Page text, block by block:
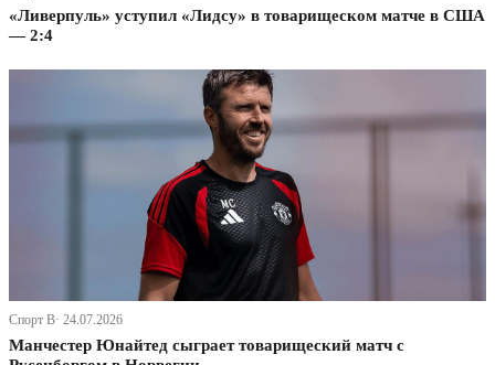
«Ливерпуль» уступил «Лидсу» в товарищеском матче в США
— 2:4
Спорт В· 24.07.2026
Манчестер Юнайтед сыграет товарищеский матч с